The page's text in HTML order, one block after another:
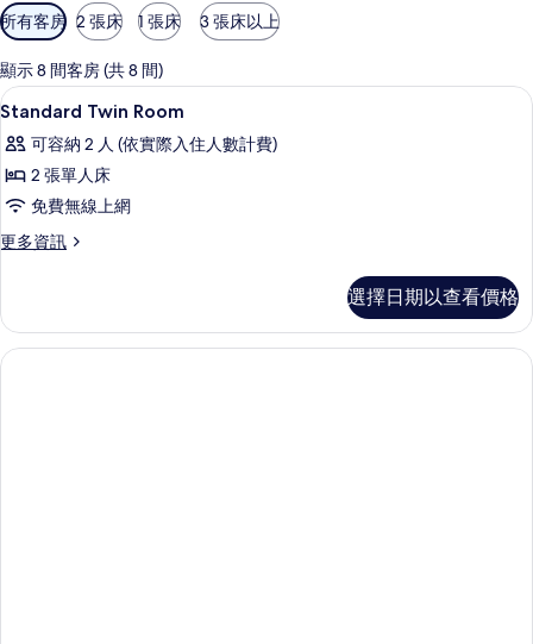
可
用
的
客
房
篩
選
條
所有客房 2 張床 1 張床 3 張床以上
顯示 8 間客房 (共 8 間)
顯
示
Standard
Twin
Room
的
相
片
迷你吧、書桌、熨斗/熨衣板、免費無
7
Standard Twin Room
可容納 2 人 (依實際入住人數計費)
2 張單人床
免費無線上網
更多資訊
更
Room
的
詳
選擇日期以查看價格